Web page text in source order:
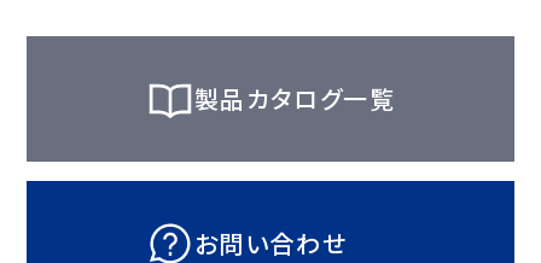
製品カタログ一覧
お問い合わせ